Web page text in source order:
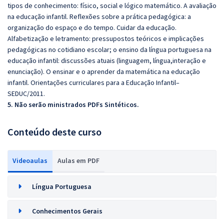
tipos de conhecimento: físico, social e lógico matemático. A avaliação
na educação infantil. Reflexões sobre a prática pedagógica: a
organização do espaço e do tempo. Cuidar da educação.
Alfabetização e letramento: pressupostos teóricos e implicações
pedagógicas no cotidiano escolar; o ensino da língua portuguesa na
educação infantil: discussões atuais (linguagem, língua,interação e
enunciação). O ensinar e o aprender da matemática na educação
infantil. Orientações curriculares para a Educação Infantil–
SEDUC/2011.
5. Não serão ministrados PDFs Sintéticos.
Conteúdo deste curso
Videoaulas Aulas em PDF
Língua Portuguesa
Conhecimentos Gerais